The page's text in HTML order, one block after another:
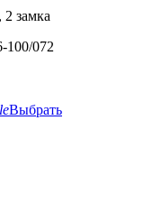
2 замка
100/072
Выбрать